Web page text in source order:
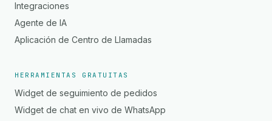
Integraciones
Agente de IA
Aplicación de Centro de Llamadas
HERRAMIENTAS GRATUITAS
Widget de seguimiento de pedidos
Widget de chat en vivo de WhatsApp